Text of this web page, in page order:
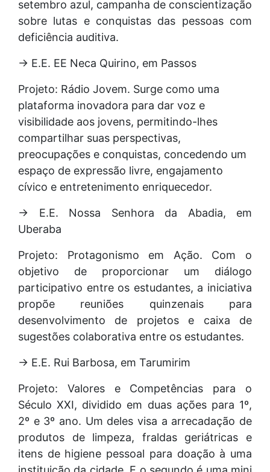
setembro azul, campanha de conscientização
sobre lutas e conquistas das pessoas com
deficiência auditiva.
→ E.E. EE Neca Quirino, em Passos
Projeto: Rádio Jovem. Surge como uma
plataforma inovadora para dar voz e
visibilidade aos jovens, permitindo-lhes
compartilhar suas perspectivas,
preocupações e conquistas, concedendo um
espaço de expressão livre, engajamento
cívico e entretenimento enriquecedor.
→ E.E. Nossa Senhora da Abadia, em
Uberaba
Projeto: Protagonismo em Ação. Com o
objetivo de proporcionar um diálogo
participativo entre os estudantes, a iniciativa
propõe reuniões quinzenais para
desenvolvimento de projetos e caixa de
sugestões colaborativa entre os estudantes.
→ E.E. Rui Barbosa, em Tarumirim
Projeto: Valores e Competências para o
Século XXI, dividido em duas ações para 1º,
2º e 3º ano. Um deles visa a arrecadação de
produtos de limpeza, fraldas geriátricas e
itens de higiene pessoal para doação à uma